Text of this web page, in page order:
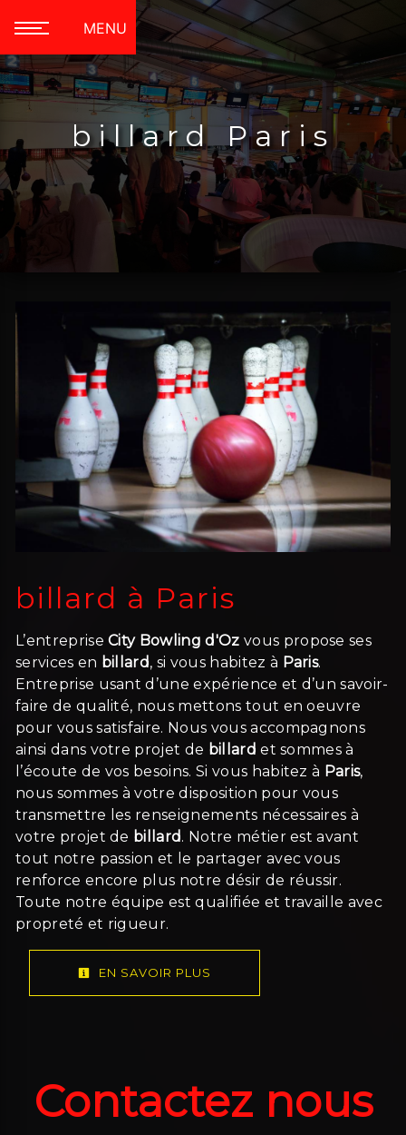
MENU
billard Paris
billard à Paris
L’entrepriseCity Bowling d'Oz vous propose ses
services en billard, si vous habitez à Paris.
Entreprise usant d’une expérience et d’un savoir-
faire de qualité, nous mettons tout en oeuvre
pour vous satisfaire. Nous vous accompagnons
ainsi dans votre projet de billard et sommes à
l’écoute de vos besoins. Si vous habitez à Paris,
nous sommes à votre disposition pour vous
transmettre les renseignements nécessaires à
votre projet de billard. Notre métier est avant
tout notre passion et le partager avec vous
renforce encore plus notre désir de réussir.
Toute notre équipe est qualifiée et travaille avec
propreté et rigueur.
EN SAVOIR PLUS
Contactez nous
Panneau de gestion des cookies